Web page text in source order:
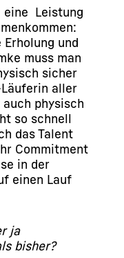
Leistung
und
muss man
sicher
aller
physisch
so schnell
das Talent
Commitment
in der
einen Lauf
ja
bisher?